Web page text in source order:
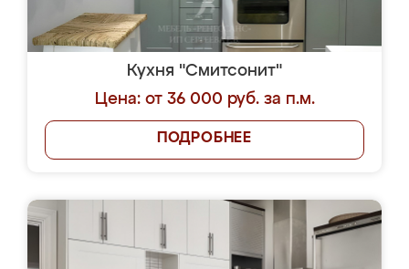
Кухня "Смитсонит"
Цена: от 36 000 руб. за п.м.
ПОДРОБНЕЕ